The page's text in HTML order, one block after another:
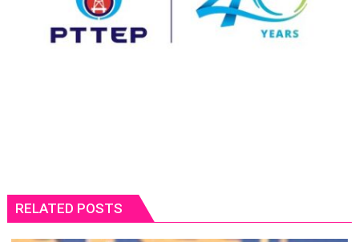
RELATED POSTS